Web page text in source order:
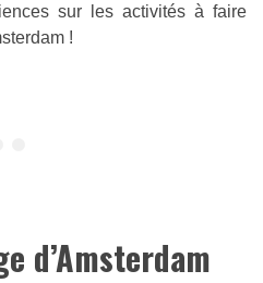
sur les activités à faire
!
d’Amsterdam